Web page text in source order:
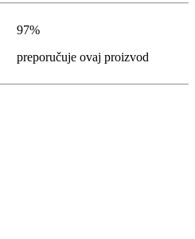
97%
preporučuje ovaj proizvod